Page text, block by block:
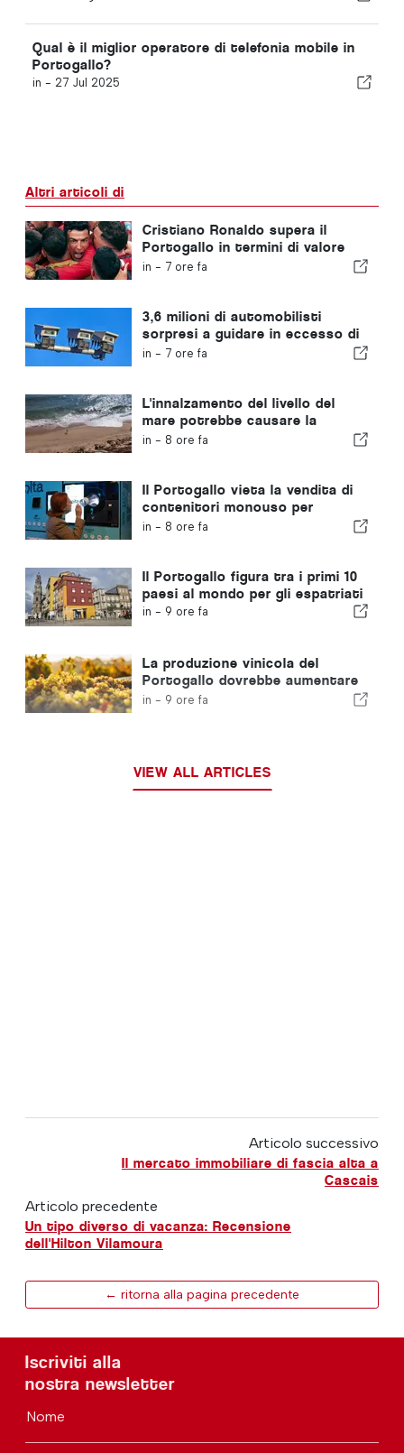
Qual è il miglior operatore di telefonia mobile in
Portogallo?
in - 27 Jul 2025
Altri articoli di
Cristiano Ronaldo supera il
Portogallo in termini di valore
commerciale
in - 7 ore fa
3,6 milioni di automobilisti
sorpresi a guidare in eccesso di
velocità in Portogallo negli
in - 7 ore fa
L'innalzamento del livello del
mare potrebbe causare la
scomparsa del 40% delle spiagge
in - 8 ore fa
Il Portogallo vieta la vendita di
contenitori monouso per
bevande privi del marchio Volta
in - 8 ore fa
Il Portogallo figura tra i primi 10
paesi al mondo per gli espatriati
in - 9 ore fa
La produzione vinicola del
Portogallo dovrebbe aumentare
del 12% in questa vendemmia
in - 9 ore fa
VIEW ALL ARTICLES
Articolo successivo
Il mercato immobiliare di fascia alta a
Cascais
Articolo precedente
Un tipo diverso di vacanza: Recensione
dell'Hilton Vilamoura
← ritorna alla pagina precedente
Iscriviti alla
nostra newsletter
Nome